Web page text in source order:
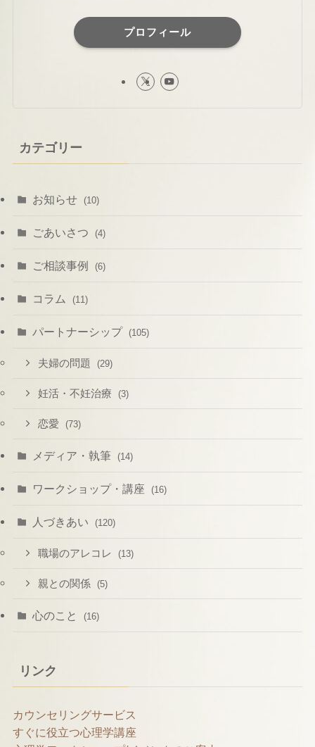
プロフィール
カテゴリー
お知らせ (10)
ごあいさつ (4)
ご相談事例 (6)
コラム (11)
パートナーシップ (105)
夫婦の問題 (29)
妊活・不妊治療 (3)
恋愛 (73)
メディア・執筆 (14)
ワークショップ・講座 (16)
人づきあい (120)
職場のアレコレ (13)
親との関係 (5)
心のこと (16)
リンク
カウンセリングサービス
すぐに役立つ心理学講座